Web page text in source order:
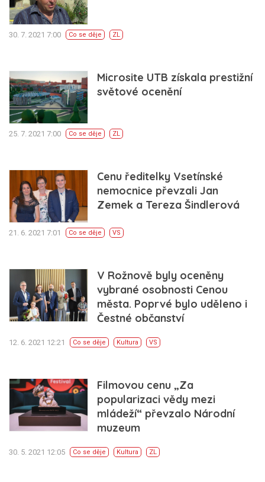
30. 7. 2021 7:00 Co se děje ZL
Microsite UTB získala prestižní
světové ocenění
25. 7. 2021 7:00 Co se děje ZL
Cenu ředitelky Vsetínské
nemocnice převzali Jan
Zemek a Tereza Šindlerová
21. 6. 2021 7:01 Co se děje VS
V Rožnově byly oceněny
vybrané osobnosti Cenou
města. Poprvé bylo uděleno i
Čestné občanství
12. 6. 2021 12:21 Co se děje Kultura VS
Filmovou cenu „Za
popularizaci vědy mezi
mládeží“ převzalo Národní
muzeum
30. 5. 2021 12:05 Co se děje Kultura ZL